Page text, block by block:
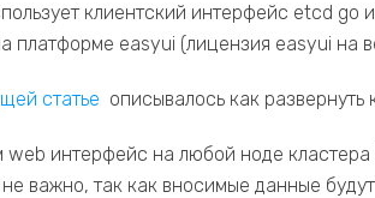
клиентский интерфейс etcd go
платформе easyui (лицензия easyui на
статье описывалось как
web интерфейс на любой ноде кластера
важно, так как вносимые данные